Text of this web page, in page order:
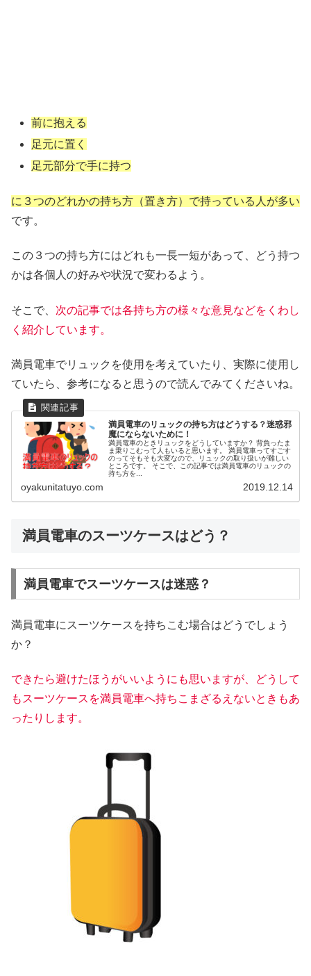
前に抱える
足元に置く
足元部分で手に持つ
に３つのどれかの持ち方（置き方）で持っている人が多い
です。
この３つの持ち方にはどれも一長一短があって、どう持つ
かは各個人の好みや状況で変わるよう。
そこで、 次の記事では各持ち方の様々な意見などをくわし
く紹介しています。
満員電車でリュックを使用を考えていたり、実際に使用し
ていたら、参考になると思うので読んでみてくださいね。
満員電車のリュックの持ち方はどうする？迷惑邪
魔にならないために！
満員電車のときリュックをどうしていますか？ 背負ったま
ま乗りこむって人もいると思います。 満員電車ってすごす
のってそもそも大変なので、リュックの取り扱いが難しい
ところです。 そこで、この記事では満員電車のリュックの
持ち方を...
oyakunitatuyo.com 2019.12.14
満員電車のスーツケースはどう？
満員電車でスーツケースは迷惑？
満員電車にスーツケースを持ちこむ場合はどうでしょう
か？
できたら避けたほうがいいようにも思いますが、どうして
もスーツケースを満員電車へ持ちこまざるえないときもあ
ったりします。